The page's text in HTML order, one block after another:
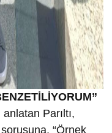
Parıltı,
sorusuna, “Örnek